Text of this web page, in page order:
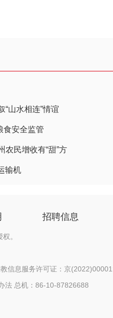
“山水相连”情谊
食安全监管
农民增收有“甜”方
输机
招聘信息
。
信息服务许可证：京
法 总机：86-10-87826688